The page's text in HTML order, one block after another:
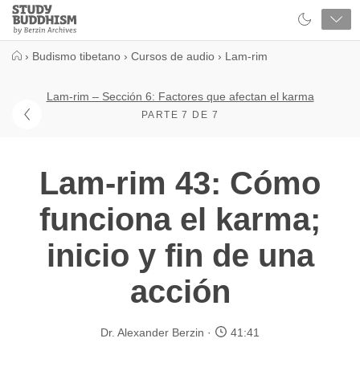
Close
Study
Buddhism
› Budismo tibetano › Cursos de audio › Lam-rim
Lam-rim – Sección 6: Factores que afectan el karma
PARTE 7 DE 7
Lam-rim 43: Cómo
funciona el karma;
inicio y fin de una
acción
Dr. Alexander Berzin 41:41